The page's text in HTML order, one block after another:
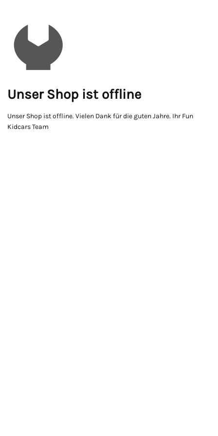
Unser Shop ist offline
Unser Shop ist offline. Vielen Dank für die guten Jahre. Ihr Fun
Kidcars Team